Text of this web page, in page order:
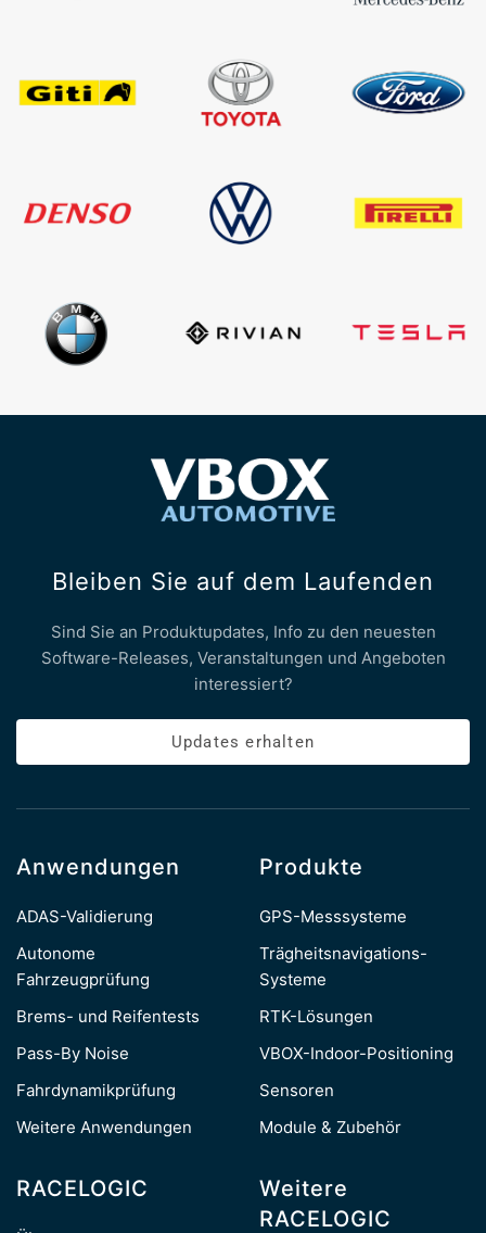
Bleiben Sie auf dem Laufenden
Sind Sie an Produktupdates, Info zu den neuesten
Software-Releases, Veranstaltungen und Angeboten
interessiert?
Updates erhalten
Anwendungen
ADAS-Validierung
Autonome
Fahrzeugprüfung
Brems- und Reifentests
Pass-By Noise
Fahrdynamikprüfung
Weitere Anwendungen
Produkte
GPS-Messsysteme
Trägheitsnavigations-
Systeme
RTK-Lösungen
VBOX-Indoor-Positioning
Sensoren
Module & Zubehör
RACELOGIC
Weitere
RACELOGIC